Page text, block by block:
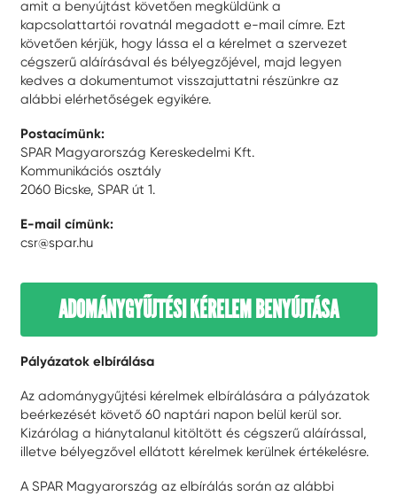
amit a benyújtást követően megküldünk a
kapcsolattartói rovatnál megadott e-mail címre. Ezt
követően kérjük, hogy lássa el a kérelmet a szervezet
cégszerű aláírásával és bélyegzőjével, majd legyen
kedves a dokumentumot visszajuttatni részünkre az
alábbi elérhetőségek egyikére.
Postacímünk:
SPAR Magyarország Kereskedelmi Kft.
Kommunikációs osztály
2060 Bicske, SPAR út 1.
E-mail címünk:
csr@spar.hu
ADOMÁNYGYŰJTÉSI KÉRELEM BENYÚJTÁSA
Pályázatok elbírálása
Az adománygyűjtési kérelmek elbírálására a pályázatok
beérkezését követő 60 naptári napon belül kerül sor.
Kizárólag a hiánytalanul kitöltött és cégszerű aláírással,
illetve bélyegzővel ellátott kérelmek kerülnek értékelésre.
A SPAR Magyarország az elbírálás során az alábbi